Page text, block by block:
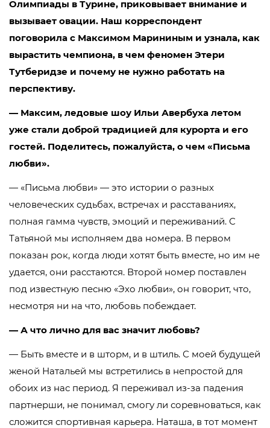
Олимпиады в Турине, приковывает внимание и
вызывает овации. Наш корреспондент
поговорила с Максимом Марининым и узнала, как
вырастить чемпиона, в чем феномен Этери
Тутберидзе и почему не нужно работать на
перспективу.
— Максим, ледовые шоу Ильи Авербуха летом
уже стали доброй традицией для курорта и его
гостей. Поделитесь, пожалуйста, о чем «Письма
любви».
— «Письма любви» — это истории о разных
человеческих судьбах, встречах и расставаниях,
полная гамма чувств, эмоций и переживаний. С
Татьяной мы исполняем два номера. В первом
показан рок, когда люди хотят быть вместе, но им не
удается, они расстаются. Второй номер поставлен
под известную песню «Эхо любви», он говорит, что,
несмотря ни на что, любовь побеждает.
— А что лично для вас значит любовь?
— Быть вместе и в шторм, и в штиль. С моей будущей
женой Натальей мы встретились в непростой для
обоих из нас период. Я переживал из-за падения
партнерши, не понимал, смогу ли соревноваться, как
сложится спортивная карьера. Наташа, в тот момент